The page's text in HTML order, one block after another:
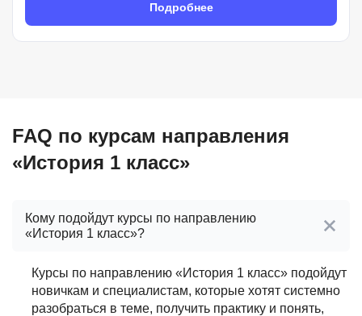
Подробнее
FAQ по курсам направления
«История 1 класс»
Кому подойдут курсы по направлению
«История 1 класс»?
Курсы по направлению «История 1 класс» подойдут
новичкам и специалистам, которые хотят системно
разобраться в теме, получить практику и понять,